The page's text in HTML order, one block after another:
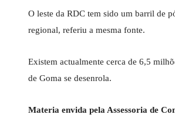
O leste da RDC tem sido um barril de
regional, referiu a mesma fonte.
Existem actualmente cerca de 6,5
de Goma se desenrola.
Materia envida pela Assessoria de